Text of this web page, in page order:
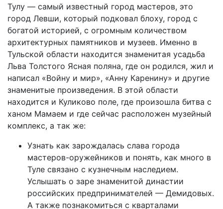
Тулу — самый известный город мастеров, это
город Левши, который подковал блоху, город с
богатой историей, с огромным количеством
архитектурных памятников и музеев. Именно в
Тульской области находится знаменитая усадьба
Льва Толстого Ясная поляна, где он родился, жил и
написал «Войну и мир», «Анну Каренину» и другие
знаменитые произведения. В этой области
находится и Куликово поле, где произошла битва с
ханом Мамаем и где сейчас расположен музейный
комплекс, а так же:
Узнать как зарождалась слава города
мастеров-оружейников и понять, как много в
Туле связано с кузнечным наследием.
Услышать о заре знаменитой династии
российских предпринимателей — Демидовых.
А также познакомиться с кварталами